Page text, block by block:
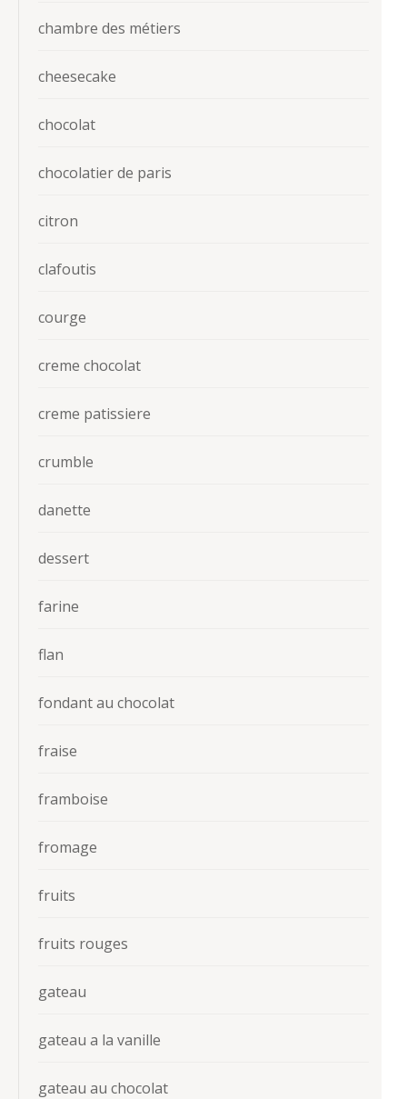
chambre des métiers
cheesecake
chocolat
chocolatier de paris
citron
clafoutis
courge
creme chocolat
creme patissiere
crumble
danette
dessert
farine
flan
fondant au chocolat
fraise
framboise
fromage
fruits
fruits rouges
gateau
gateau a la vanille
gateau au chocolat